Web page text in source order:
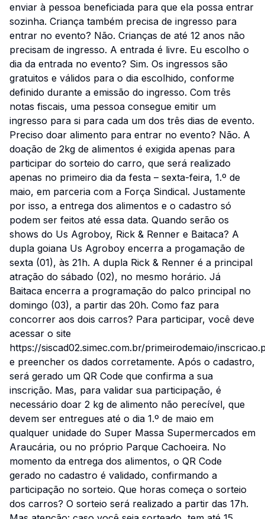
enviar à pessoa beneficiada para que ela possa entrar
sozinha. Criança também precisa de ingresso para
entrar no evento? Não. Crianças de até 12 anos não
precisam de ingresso. A entrada é livre. Eu escolho o
dia da entrada no evento? Sim. Os ingressos são
gratuitos e válidos para o dia escolhido, conforme
definido durante a emissão do ingresso. Com três
notas fiscais, uma pessoa consegue emitir um
ingresso para si para cada um dos três dias de evento.
Preciso doar alimento para entrar no evento? Não. A
doação de 2kg de alimentos é exigida apenas para
participar do sorteio do carro, que será realizado
apenas no primeiro dia da festa – sexta-feira, 1.º de
maio, em parceria com a Força Sindical. Justamente
por isso, a entrega dos alimentos e o cadastro só
podem ser feitos até essa data. Quando serão os
shows do Us Agroboy, Rick & Renner e Baitaca? A
dupla goiana Us Agroboy encerra a progamação de
sexta (01), às 21h. A dupla Rick & Renner é a principal
atração do sábado (02), no mesmo horário. Já
Baitaca encerra a programação do palco principal no
domingo (03), a partir das 20h. Como faz para
concorrer aos dois carros? Para participar, você deve
acessar o site
https://siscad02.simec.com.br/primeirodemaio/
e preencher os dados corretamente. Após o cadastro,
será gerado um QR Code que confirma a sua
inscrição. Mas, para validar sua participação, é
necessário doar 2 kg de alimento não perecível, que
devem ser entregues até o dia 1.º de maio em
qualquer unidade do Super Massa Supermercados em
Araucária, ou no próprio Parque Cachoeira. No
momento da entrega dos alimentos, o QR Code
gerado no cadastro é validado, confirmando a
participação no sorteio. Que horas começa o sorteio
dos carros? O sorteio será realizado a partir das 17h.